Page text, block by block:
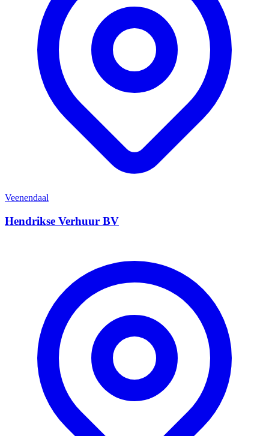
Veenendaal
Hendrikse Verhuur BV